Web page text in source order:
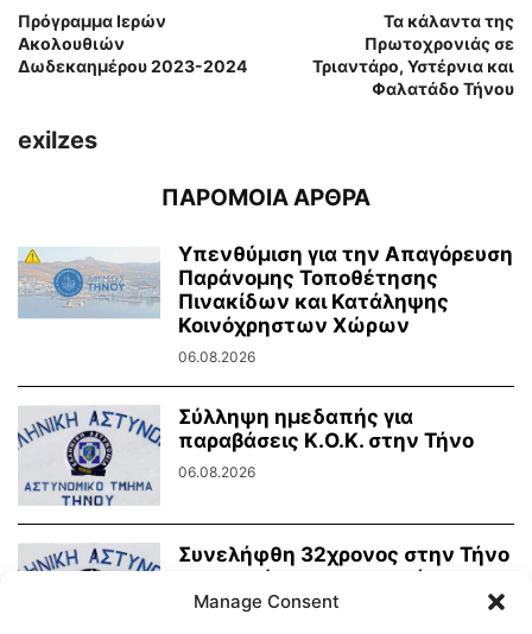
Πρόγραμμα Ιερών
Ακολουθιών
Δωδεκαημέρου 2023-2024
Τα κάλαντα της
Πρωτοχρονιάς σε
Τριαντάρο, Υστέρνια και
Φαλατάδο Τήνου
exilzes
ΠΑΡΟΜΟΙΑ ΑΡΘΡΑ
Υπενθύμιση για την Απαγόρευση
Παράνομης Τοποθέτησης
Πινακίδων και Κατάληψης
Κοινόχρηστων Χώρων
06.08.2026
Σύλληψη ημεδαπής για
παραβάσεις Κ.Ο.Κ. στην Τήνο
06.08.2026
Συνελήφθη 32χρονος στην Τήνο
για ηχορύπανση σε κατάστημα
υγειονομικού ενδιαφέροντος
Manage Consent